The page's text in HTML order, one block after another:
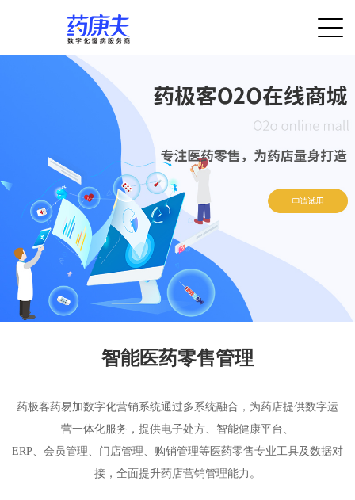
智能医药零售管理
药极客药易加数字化营销系统通过多系统融合，为药店提供数字运
营一体化服务，提供电子处方、智能健康平台、
ERP、会员管理、门店管理、购销管理等医药零售专业工具及数据对
接，全面提升药店营销管理能力。